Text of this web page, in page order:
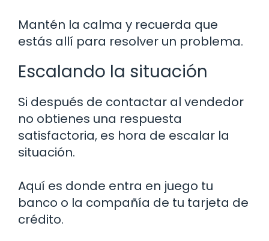
Mantén la calma y recuerda que
estás allí para resolver un problema.
Escalando la situación
Si después de contactar al vendedor
no obtienes una respuesta
satisfactoria, es hora de escalar la
situación.
Aquí es donde entra en juego tu
banco o la compañía de tu tarjeta de
crédito.